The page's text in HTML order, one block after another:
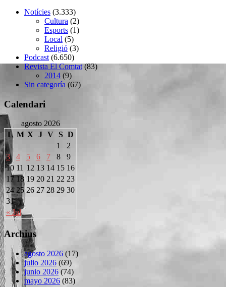
Notícies (3.333)
Cultura (2)
Esports (1)
Local (5)
Religió (3)
Podcast (6.650)
Revista El Comtat(83)
2014 (9)
Sin categoría (67)
Calendari
agosto 2026
L M X J V S D
« Jul
1
2
3
4 5 6 7 8
9
10 11 12 13 14 15 16
17 18 19 20 21 22 23
24 25 26 27 28 29 30
31
Archius
agosto 2026 (17)
julio 2026 (69)
junio 2026 (74)
mayo 2026 (83)